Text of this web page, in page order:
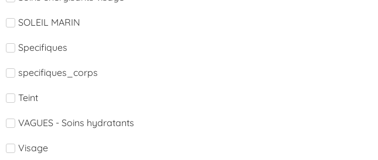
SOLEIL MARIN
Specifiques
specifiques_corps
Teint
VAGUES - Soins hydratants
Visage